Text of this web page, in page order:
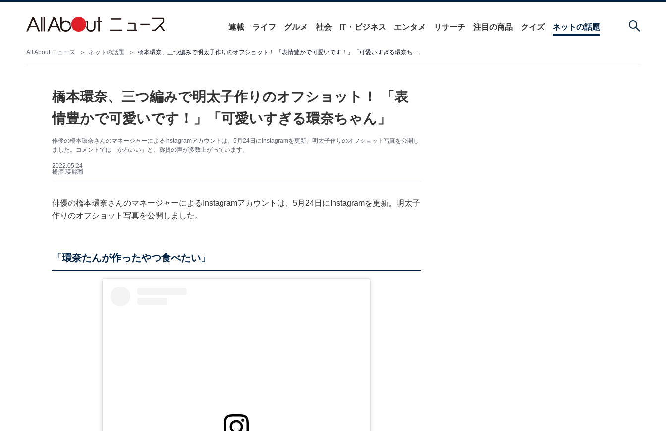
連載 ライフ グルメ 社会 IT・ビジネス エンタメ リサーチ 注目の商品 クイズ ネットの話題
All About ニュース ネットの話題 橋本環奈、三つ編みで明太子作りのオフショット！ 「表情豊かで可愛いです！」「可愛いすぎる環奈ちゃん」
橋本環奈、三つ編みで明太子作りのオフショット！ 「表
情豊かで可愛いです！」「可愛いすぎる環奈ちゃん」
俳優の橋本環奈さんのマネージャーによるInstagramアカウントは、5月24日にInstagramを更新。明太子作りのオフショット写真を公開し
ました。コメントでは「かわいい」と、称賛の声が多数上がっています。
2022.05.24
橋酒 瑛麗瑠
俳優の橋本環奈さんのマネージャーによるInstagramアカウントは、5月24日にInstagramを更新。明太子
作りのオフショット写真を公開しました。
「環奈たんが作ったやつ食べたい」